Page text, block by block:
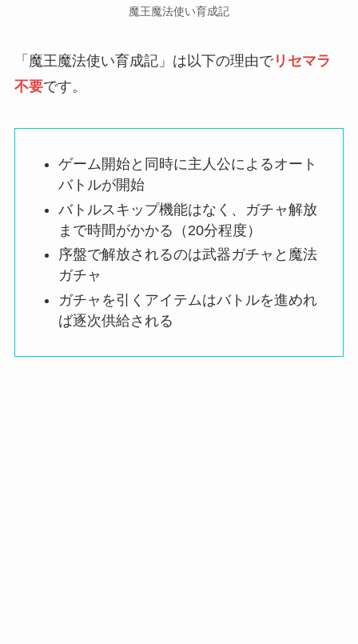
魔王魔法使い育成記
「魔王魔法使い育成記」は以下の理由でリセマラ
不要です。
ゲーム開始と同時に主人公によるオート
バトルが開始
バトルスキップ機能はなく、ガチャ解放
まで時間がかかる（20分程度）
序盤で解放されるのは武器ガチャと魔法
ガチャ
ガチャを引くアイテムはバトルを進めれ
ば逐次供給される